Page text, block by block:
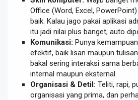
Office (Word, Excel,
baik. Kalau jago pakai aplikasi
itu jadi nilai plus banget, auto
Komunikasi: Punya
efektif, baik lisan maupun
bakal sering interaksi sama
internal maupun eksternal.
Organisasi & Detil: Teliti, rapi,
organisasi yang prima, dan